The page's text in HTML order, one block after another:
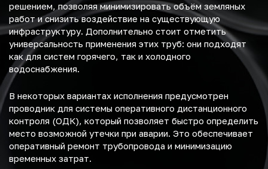
решением, позволяя минимизировать объём земляных
работ и снизить воздействие на существующую
инфраструктуру. Дополнительно стоит отметить
универсальность применения этих труб: они подходят
как для систем горячего, так и холодного
водоснабжения.
В некоторых вариантах исполнения предусмотрен
проводник для системы оперативного дистанционного
контроля (ОДК), который позволяет быстро определить
место возможной утечки при аварии. Это обеспечивает
оперативный ремонт трубопровода и минимизацию
временных затрат.